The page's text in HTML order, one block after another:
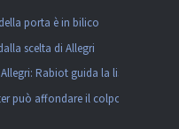
porta è in bilico
scelta di Allegri
Rabiot guida la lista
può affondare il colpo